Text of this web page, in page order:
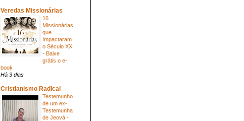
Veredas Missionárias
16
Missionárias
que
Impactaram
o Século XX
- Baixe
grátis o e-
book
Há 3 dias
Cristianismo Radical
Testemunho
de um ex-
Testemunha
de Jeová -